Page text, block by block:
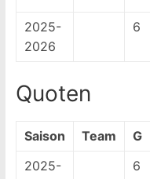
2025-
2026
6
Quoten
Saison Team G
2025-
6